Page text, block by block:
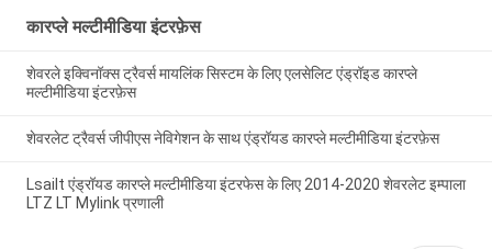
कारप्ले मल्टीमीडिया इंटरफ़ेस
शेवरले इक्विनॉक्स ट्रैवर्स मायलिंक सिस्टम के लिए एलसेलिट एंड्रॉइड कारप्ले
मल्टीमीडिया इंटरफ़ेस
शेवरलेट ट्रैवर्स जीपीएस नेविगेशन के साथ एंड्रॉयड कारप्ले मल्टीमीडिया इंटरफ़ेस
Lsailt एंड्रॉयड कारप्ले मल्टीमीडिया इंटरफेस के लिए 2014-2020 शेवरलेट इम्पाला
LTZ LT Mylink प्रणाली